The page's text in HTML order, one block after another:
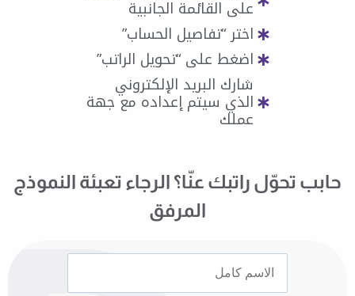
على القائمة الجانبية
اختر “تفاصيل الحساب”
اضغط على “تحويل الراتب”
شارك البريد الإلكتروني
الذي سيتم إعداده مع جهة
عملك
حابب تحوّل راتبك عنّا؟ الرجاء تعبئة النموذج
المرفق